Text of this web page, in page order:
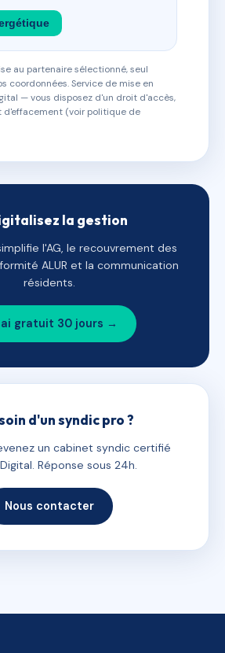
au partenaire sélectionné, seul
coordonnées. Service de mise en
— vous disposez d'un droit d'accès,
(voir politique de
la gestion
l'AG, le recouvrement des
ALUR et la communication
résidents.
gratuit 30 jours →
d'un syndic pro ?
un cabinet syndic certifié
Réponse sous 24h.
Nous contacter